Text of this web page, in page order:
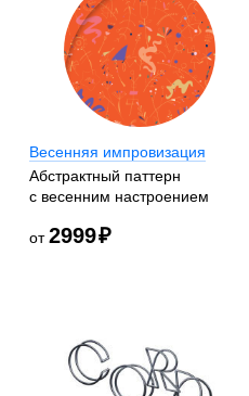
Весенняя импровизация
Абстрактный паттерн
с весенним настроением
от2999₽